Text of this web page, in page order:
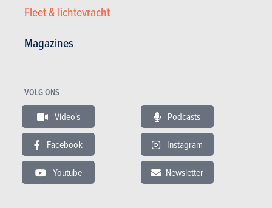
Fleet & lichtevracht
Magazines
VOLG ONS
Video's Podcasts
Facebook Instagram
Youtube Newsletter
Tweedehands & Stock
Autotests
©2026 Produpress NV | Over ProduPress |
Privacybeleid|Algemene voorwaarden
Intellectuele eigendomsrechten
Abonneer u op het magazine
Contact